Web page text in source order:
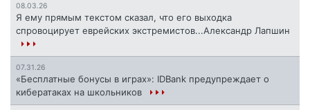
08.03.26
Я ему прямым текстом сказал, что его выходка
спровоцирует еврейских экстремистов...Александр Лапшин
07.31.26
«Бесплатные бонусы в играх»: IDBank предупреждает о
кибератаках на школьников